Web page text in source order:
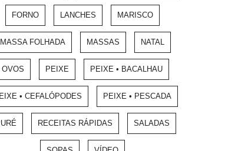
FORNO LANCHES MARISCO
MASSA FOLHADA MASSAS NATAL
OVOS PEIXE PEIXE • BACALHAU
• CEFALÓPODES PEIXE • PESCADA
RECEITAS RÁPIDAS SALADAS